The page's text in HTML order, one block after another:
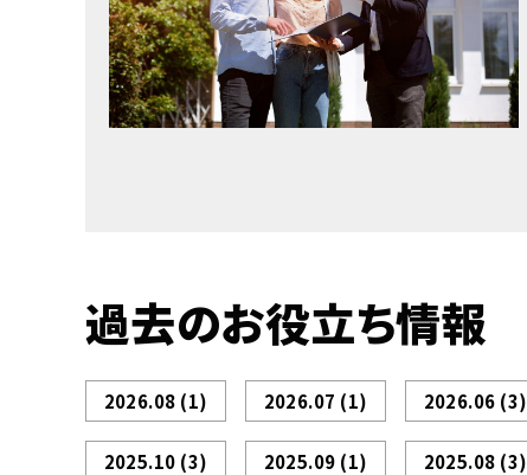
過去のお役立ち情報
2026.08 (1) 2026.07 (1) 2026.06 (3)
2025.10 (3) 2025.09 (1) 2025.08 (3)